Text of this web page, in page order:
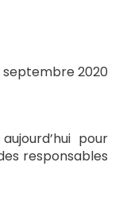
septembre 2020
pour
responsables